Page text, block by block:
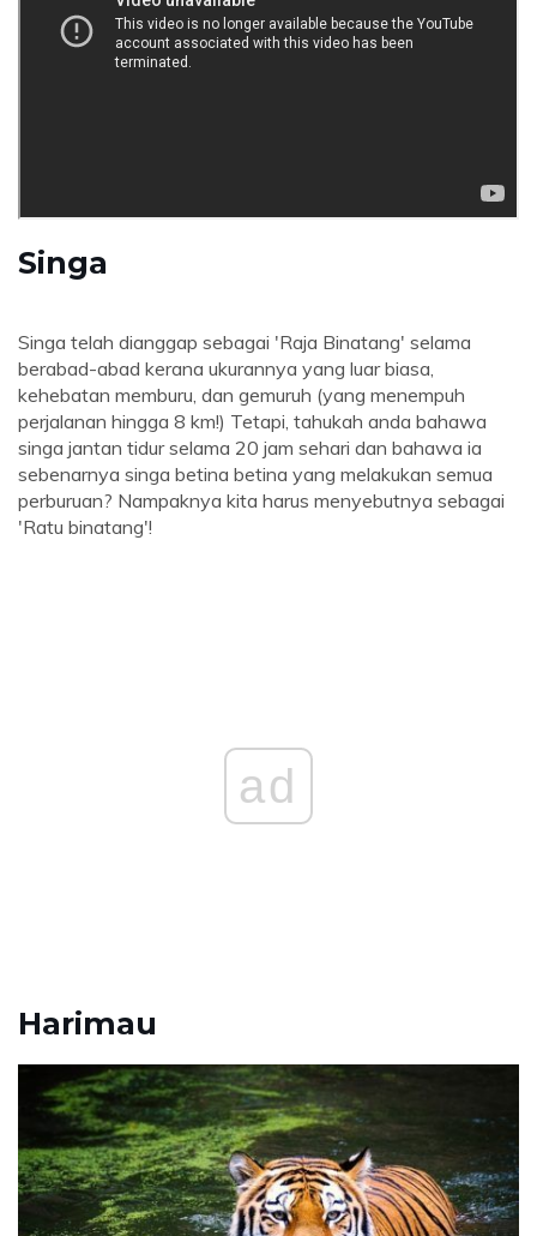
Singa
Singa telah dianggap sebagai 'Raja Binatang' selama
berabad-abad kerana ukurannya yang luar biasa,
kehebatan memburu, dan gemuruh (yang menempuh
perjalanan hingga 8 km!) Tetapi, tahukah anda bahawa
singa jantan tidur selama 20 jam sehari dan bahawa ia
sebenarnya singa betina betina yang melakukan semua
perburuan? Nampaknya kita harus menyebutnya sebagai
'Ratu binatang'!
ad
Harimau